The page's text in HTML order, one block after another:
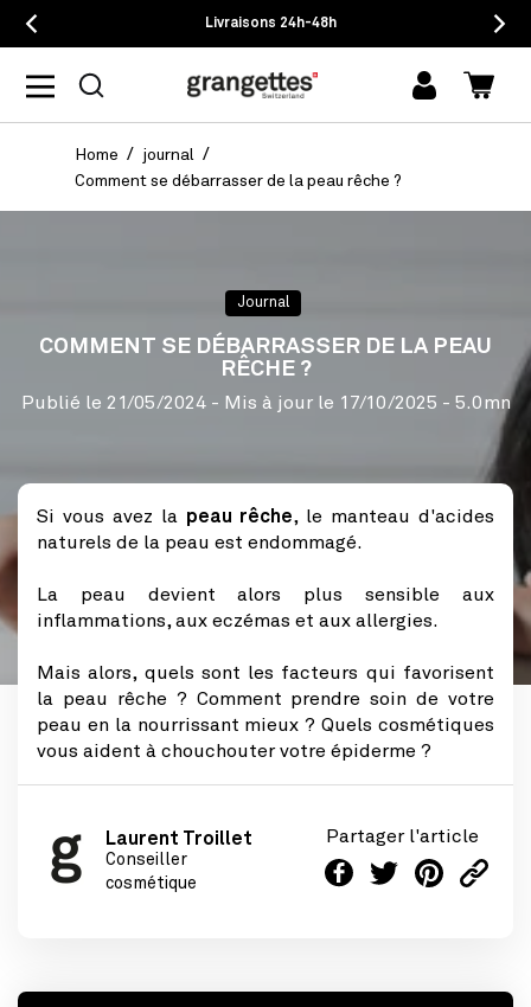
Livraisons 24h-48h
mon
compte
Home
journal
Comment se débarrasser de la peau rêche ?
Journal
COMMENT SE DÉBARRASSER DE LA PEAU
RÊCHE ?
Publié le 21/05/2024- Mis à jour le 17/10/2025 - 5.0mn
Si vous avez la peau rêche, le manteau d'acides
naturels de la peau est endommagé.
La peau devient alors plus sensible aux
inflammations, aux eczémas et aux allergies.
Mais alors, quels sont les facteurs qui favorisent
la peau rêche ? Comment prendre soin de votre
peau en la nourrissant mieux ? Quels cosmétiques
vous aident à chouchouter votre épiderme ?
Laurent Troillet
Conseiller
cosmétique
Partager l'article